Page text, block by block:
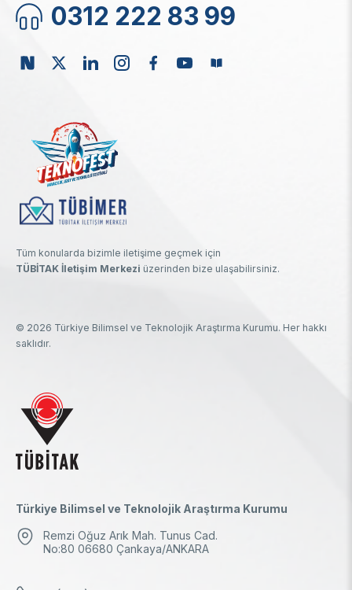
0312 222 83 99
Tüm konularda bizimle iletişime geçmek için
TÜBİTAK İletişim Merkezi üzerinden bize ulaşabilirsiniz.
© 2026 Türkiye Bilimsel ve Teknolojik Araştırma Kurumu. Her hakkı
saklıdır.
Türkiye Bilimsel ve Teknolojik Araştırma Kurumu
Remzi Oğuz Arık Mah. Tunus Cad.
No:80 06680 Çankaya/ANKARA